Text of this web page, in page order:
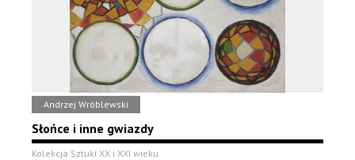
Andrzej Wróblewski
Słońce i inne gwiazdy
Kolekcja Sztuki XX i XXI wieku